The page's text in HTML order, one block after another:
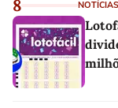
8 NOTÍCIAS